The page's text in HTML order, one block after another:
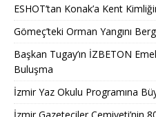
ESHOT’tan Konak’a Kent
Gömeç’teki Orman Yangını
Başkan Tugay’ın İZBETON
Buluşma
İzmir Yaz Okulu Programına